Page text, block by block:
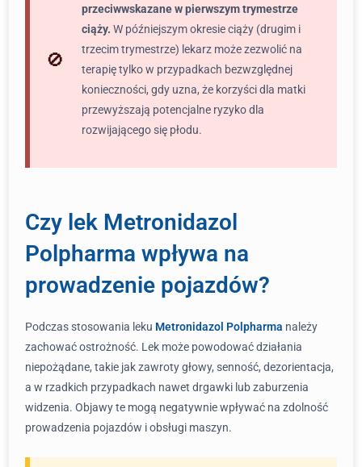
przeciwwskazane w pierwszym trymestrze
ciąży. W późniejszym okresie ciąży (drugim i
trzecim trymestrze) lekarz może zezwolić na
terapię tylko w przypadkach bezwzględnej
konieczności, gdy uzna, że korzyści dla matki
przewyższają potencjalne ryzyko dla
rozwijającego się płodu.
Czy lek Metronidazol
Polpharma wpływa na
prowadzenie pojazdów?
Podczas stosowania leku Metronidazol Polpharma należy
zachować ostrożność. Lek może powodować działania
niepożądane, takie jak zawroty głowy, senność, dezorientacja,
a w rzadkich przypadkach nawet drgawki lub zaburzenia
widzenia. Objawy te mogą negatywnie wpływać na zdolność
prowadzenia pojazdów i obsługi maszyn.